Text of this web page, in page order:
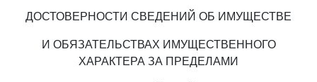
ДОСТОВЕРНОСТИ СВЕДЕНИЙ ОБ ИМУЩЕСТВЕ
И ОБЯЗАТЕЛЬСТВАХ ИМУЩЕСТВЕННОГО
ХАРАКТЕРА ЗА ПРЕДЕЛАМИ